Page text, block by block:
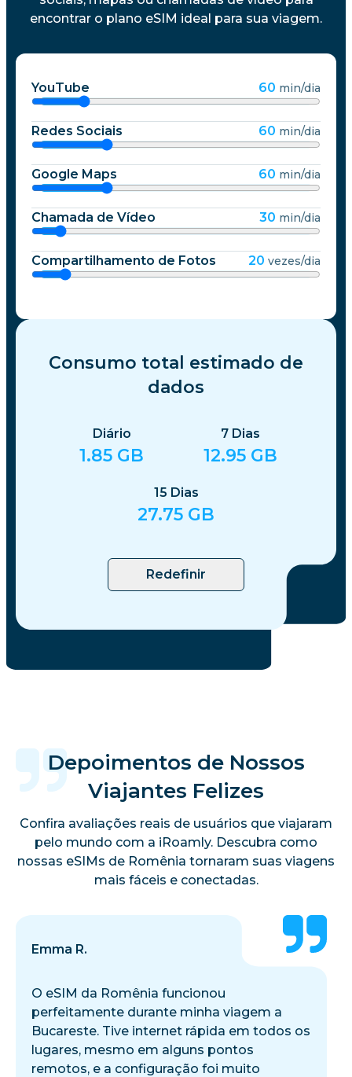
encontrar o plano eSIM ideal para sua viagem.
YouTube 60 min/dia
Redes Sociais 60 min/dia
Google Maps 60 min/dia
Chamada de Vídeo 30 min/dia
Compartilhamento de Fotos 20 vezes/dia
Consumo total estimado de
dados
Diário
1.85 GB
7 Dias
12.95 GB
15 Dias
27.75 GB
Redefinir
Depoimentos de Nossos
Viajantes Felizes
Confira avaliações reais de usuários que viajaram
pelo mundo com a iRoamly. Descubra como
nossas eSIMs de Romênia tornaram suas viagens
mais fáceis e conectadas.
Emma R.
O eSIM da Romênia funcionou
perfeitamente durante minha viagem a
Bucareste. Tive internet rápida em todos os
lugares, mesmo em alguns pontos
remotos, e a configuração foi muito